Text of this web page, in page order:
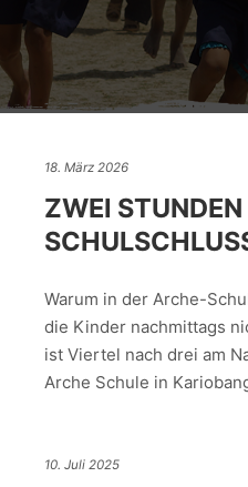
18. März 2026
ZWEI
Warum in der Arche-
die Kinder nachmittags
ist Viertel nach drei am
Arche Schule in
10. Juli 2025